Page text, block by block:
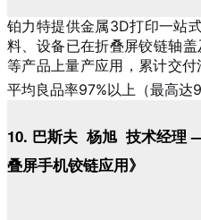
铂力特提供金属3D打印一站
料、设备已在折叠屏铰链轴
等产品上量产应用，累计交付
平均良品率97%以上（最高达
10. 巴斯夫 杨旭 技术经理
叠屏手机铰链应用》